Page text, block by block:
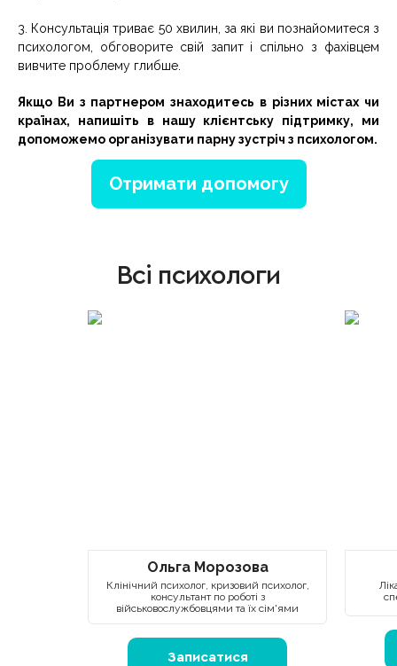
3. Консультація триває 50 хвилин, за які ви познайомитеся з
психологом, обговорите свій запит і спільно з фахівцем
вивчите проблему глибше.
Якщо Ви з партнером знаходитесь в різних містах чи
країнах, напишіть в нашу клієнтську підтримку, ми
допоможемо організувати парну зустріч з психологом.
Отримати допомогу
Всі психологи
Ольга Морозова
Клінічний психолог, кризовий психолог,
консультант по роботі з
військовослужбовцями та їх сім'ями
Записатися